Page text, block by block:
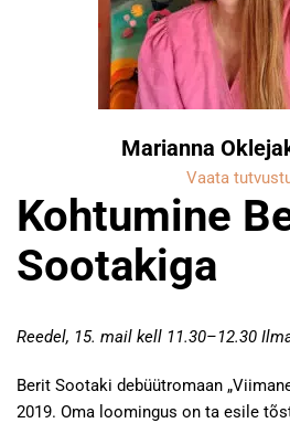
Marianna
Vaata
Kohtumine
Sootakiga
Reedel, 15. mail kell 11.30–12.30
Berit Sootaki debüütromaan
2019. Oma loomingus on ta esile